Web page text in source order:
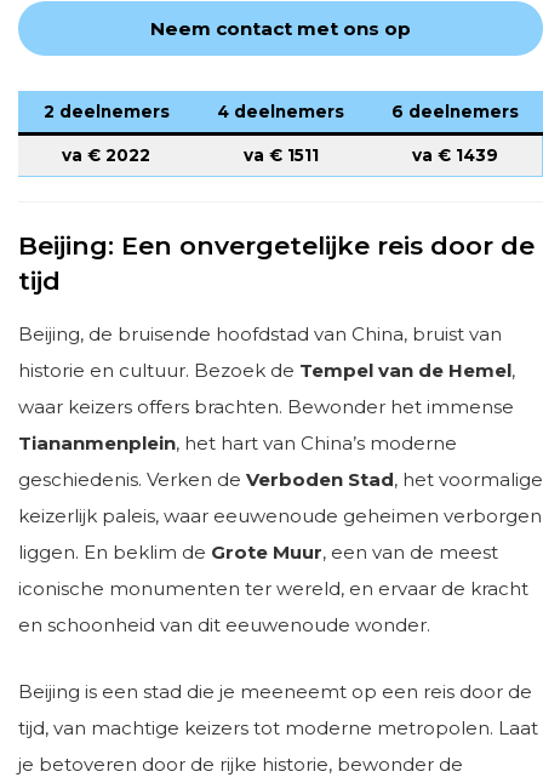
Neem contact met ons op
2 deelnemers 4 deelnemers 6 deelnemers
va € 2022 va € 1511 va € 1439
Beijing: Een onvergetelijke reis door de
tijd
Beijing, de bruisende hoofdstad van China, bruist van
historie en cultuur. Bezoek de Tempel van de Hemel,
waar keizers offers brachten. Bewonder het immense
Tiananmenplein, het hart van China’s moderne
geschiedenis. Verken de Verboden Stad, het voormalige
keizerlijk paleis, waar eeuwenoude geheimen verborgen
liggen. En beklim de Grote Muur, een van de meest
iconische monumenten ter wereld, en ervaar de kracht
en schoonheid van dit eeuwenoude wonder.
Beijing is een stad die je meeneemt op een reis door de
tijd, van machtige keizers tot moderne metropolen. Laat
je betoveren door de rijke historie, bewonder de